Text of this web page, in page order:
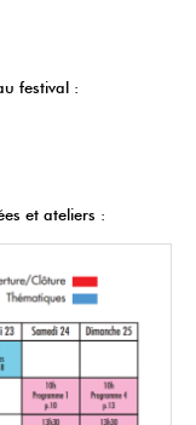
festival :
et ateliers :